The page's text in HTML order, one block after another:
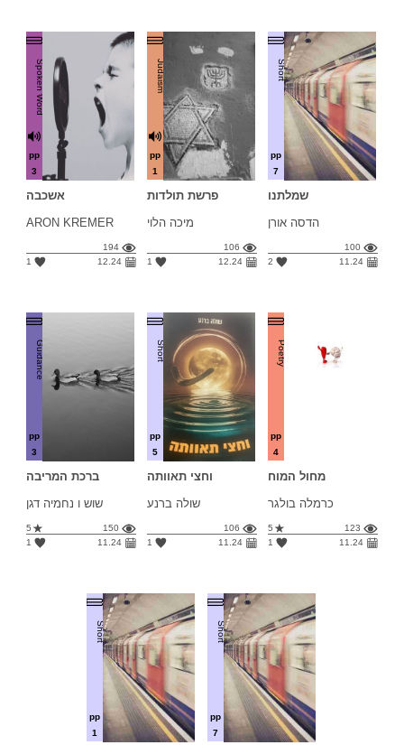
Spoken Word
pp
3
אשכבה
ARON KREMER
194
12.24
1
Judaism
pp
1
פרשת תולדות
מיכה הלוי
106
12.24
1
Short
pp
7
שמלתנו
הדסה אורן
100
11.24
2
Guidance
pp
3
ברכת המריבה
שוש ו נחמיה דגן
150
5
11.24
1
Short
pp
5
וחצי תאוותה
שולה ברנע
106
11.24
1
Poetry
pp
4
מחול המוח
כרמלה בולגר
123
5
11.24
1
Short
pp
1
Short
pp
7